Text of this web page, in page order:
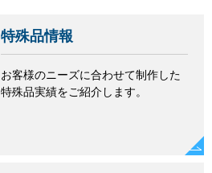
特殊品情報
お客様のニーズに合わせて制作した
特殊品実績をご紹介します。